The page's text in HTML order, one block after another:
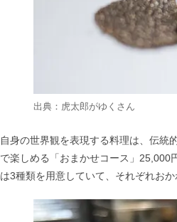
出典： 虎太郎がゆく さん
自身の世界観を表現する料理は、伝統
で楽しめる「おまかせコース」25,000
は3種類を用意していて、それぞれおか